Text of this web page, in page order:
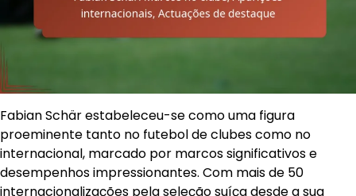
Fabian Schär estabeleceu-se como uma figura
proeminente tanto no futebol de clubes como no
internacional, marcado por marcos significativos e
desempenhos impressionantes. Com mais de 50
internacionalizações pela seleção suíça desde a sua